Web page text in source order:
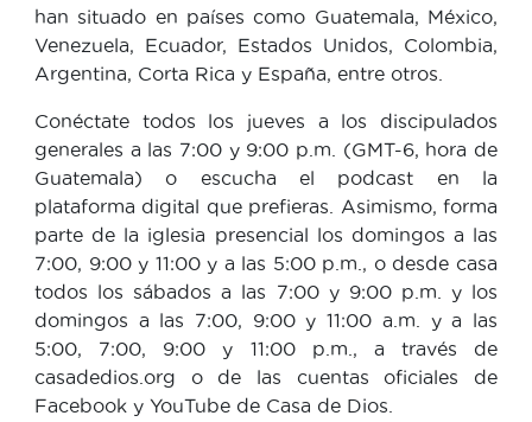
han situado en países como Guatemala, México,
Venezuela, Ecuador, Estados Unidos, Colombia,
Argentina, Corta Rica y España, entre otros.
Conéctate todos los jueves a los discipulados
generales a las 7:00 y 9:00 p.m. (GMT-6, hora de
Guatemala) o escucha el podcast en la
plataforma digital que prefieras. Asimismo, forma
parte de la iglesia presencial los domingos a las
7:00, 9:00 y 11:00 y a las 5:00 p.m., o desde casa
todos los sábados a las 7:00 y 9:00 p.m. y los
domingos a las 7:00, 9:00 y 11:00 a.m. y a las
5:00, 7:00, 9:00 y 11:00 p.m., a través de
casadedios.org o de las cuentas oficiales de
Facebook y YouTube de Casa de Dios.